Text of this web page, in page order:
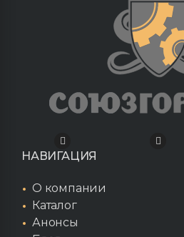
НАВИГАЦИЯ
О компании
Каталог
Анонсы